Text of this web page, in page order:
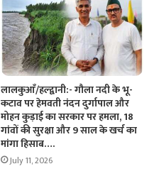
लालकुआँ/हल्द्वानी:- गौला नदी के भू-
कटाव पर हेमवती नंदन दुर्गापाल और
मोहन कुड़ाई का सरकार पर हमला, 18
गांवों की सुरक्षा और 9 साल के खर्च का
मांगा हिसाब….
July 11, 2026